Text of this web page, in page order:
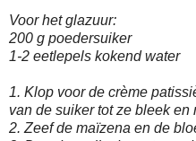
Voor het glazuur:
200 g poedersuiker
1-2 eetlepels kokend water
1. Klop voor de crème
van de suiker tot ze bleek en
2. Zeef de maïzena en de